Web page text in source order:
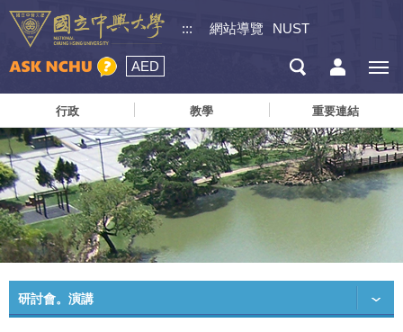
::: 網站導覽 NUST
AED
行政 教學 重要連結
研討會。演講